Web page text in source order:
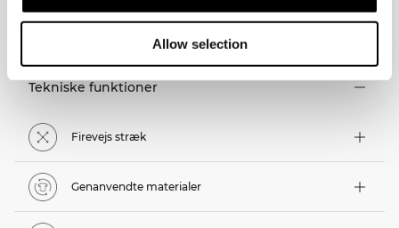
Allow selection
TEKNISKE ASPEKTER
Tekniske funktioner
Firevejs stræk
Genanvendte materialer